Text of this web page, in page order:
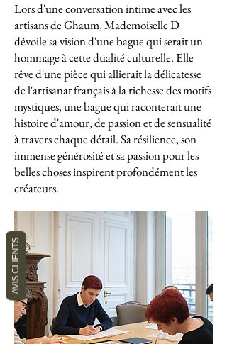
Lors d'une conversation intime avec les
artisans de Ghaum, Mademoiselle D
dévoile sa vision d'une bague qui serait un
hommage à cette dualité culturelle. Elle
rêve d'une pièce qui allierait la délicatesse
de l'artisanat français à la richesse des motifs
mystiques, une bague qui raconterait une
histoire d'amour, de passion et de sensualité
à travers chaque détail. Sa résilience, son
immense générosité et sa passion pour les
belles choses inspirent profondément les
créateurs.
AVIS CLIENTS